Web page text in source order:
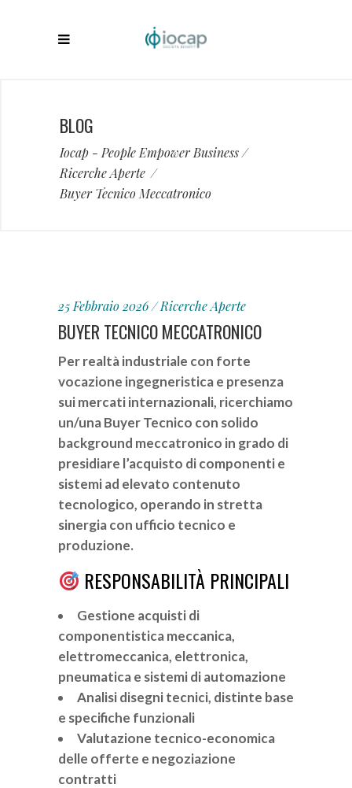
BLOG
Iocap - People Empower Business/
Ricerche Aperte /
Buyer Tecnico Meccatronico
25 Febbraio 2026 Ricerche Aperte
BUYER TECNICO MECCATRONICO
Per realtà industriale con forte
vocazione ingegneristica e presenza
sui mercati internazionali, ricerchiamo
un/una Buyer Tecnico con solido
background meccatronico in grado di
presidiare l’acquisto di componenti e
sistemi ad elevato contenuto
tecnologico, operando in stretta
sinergia con ufficio tecnico e
produzione.
RESPONSABILITÀ PRINCIPALI
Gestione acquisti di
componentistica meccanica,
elettromeccanica, elettronica,
pneumatica e sistemi di automazione
Analisi disegni tecnici, distinte base
e specifiche funzionali
Valutazione tecnico-economica
delle offerte e negoziazione
contratti